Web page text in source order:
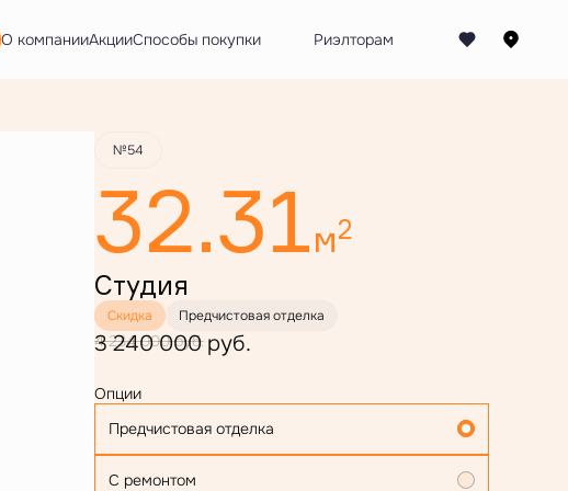
О компанииАкцииСпособы покупки Забронировать
№54
32.31м2
Студия
Скидка Предчистовая отделка
4 234 000 руб.
3 240 000 руб.
Опции
Предчистовая отделка
С ремонтом